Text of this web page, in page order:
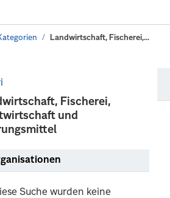
Landwirtschaft, Fischerei,...
Fischerei,
und
Suche wurden keine